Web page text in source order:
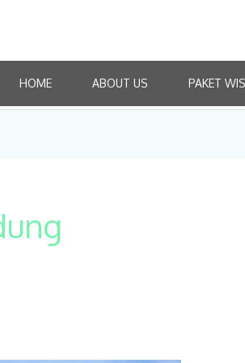
HOME ABOUT US PAKET